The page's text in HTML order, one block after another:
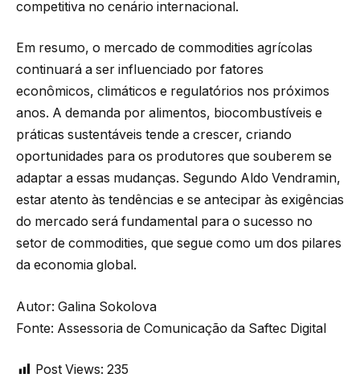
competitiva no cenário internacional.
Em resumo, o mercado de commodities agrícolas
continuará a ser influenciado por fatores
econômicos, climáticos e regulatórios nos próximos
anos. A demanda por alimentos, biocombustíveis e
práticas sustentáveis tende a crescer, criando
oportunidades para os produtores que souberem se
adaptar a essas mudanças. Segundo Aldo Vendramin,
estar atento às tendências e se antecipar às exigências
do mercado será fundamental para o sucesso no
setor de commodities, que segue como um dos pilares
da economia global.
Autor: Galina Sokolova
Fonte: Assessoria de Comunicação da Saftec Digital
Post Views: 235